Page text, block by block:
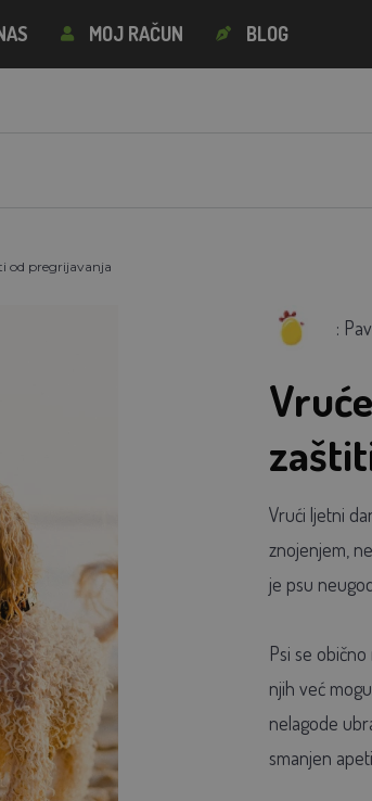
MOJ RAČUN BLOG
od pregrijavanja
:
Vrući ljetni
znojenjem,
je psu
Psi se
njih već
nelagode
smanjen